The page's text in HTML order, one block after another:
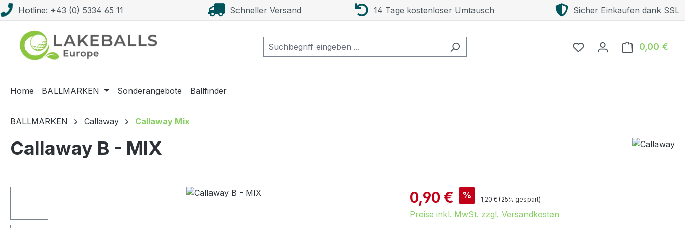
Hauptinhalt springen
Zur Suche springen
Zur Hauptnavigation springen
Hotline: +43 (0) 5334 65 11 Schneller Versand 14 Tage kostenloser Umtausch Sicher Einkaufen dank SSL
0,00 €
Home BALLMARKEN Sonderangebote Ballfinder
BALLMARKEN Callaway Callaway Mix
Callaway B - MIX
Verkaufspreis:
0,90 € % Regulärer Preis:
1,20 € (25% gespart)
Preise inkl. MwSt. zzgl. Versandkosten